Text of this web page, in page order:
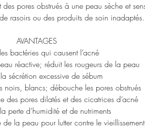
pores obstrués à une peau sèche et
rasoirs ou des produits de soin inadaptés.
AVANTAGES
bactéries qui causent l’acné
réactive; réduit les rougeurs de la peau
sécrétion excessive de sébum
noirs, blancs; débouche les pores obstrués
des pores dilatés et des cicatrices d’acné
perte d’humidité et de nutriments
la peau pour lutter contre le vieillissement